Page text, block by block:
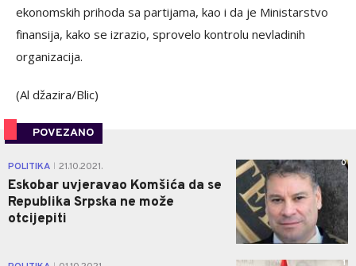
ekonomskih prihoda sa partijama, kao i da je Ministarstvo
finansija, kako se izrazio, sprovelo kontrolu nevladinih
organizacija.
(Al džazira/Blic)
POVEZANO
POLITIKA 21.10.2021.
Eskobar uvjeravao Komšića da se
Republika Srpska ne može
otcijepiti
0
1